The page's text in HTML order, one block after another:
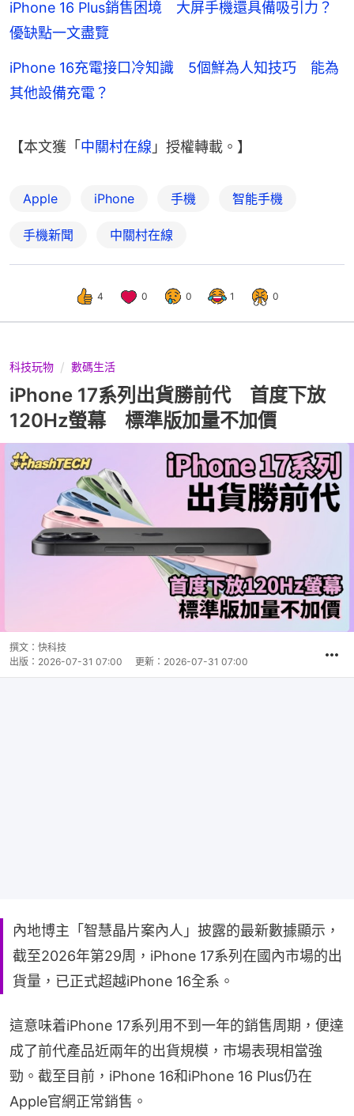
iPhone 16 Plus銷售困境 大屏手機還具備吸引力？
優缺點一文盡覽
iPhone 16充電接口冷知識 5個鮮為人知技巧 能為
其他設備充電？
【本文獲「 中關村在線 」授權轉載。】
Apple iPhone 手機 智能手機
手機新聞 中關村在線
4 0 0 1 0
科技玩物 數碼生活
iPhone 17系列出貨勝前代 首度下放
120Hz螢幕 標準版加量不加價
撰文： 快科技
出版： 2026-07-31 07:00 更新： 2026-07-31 07:00
內地博主「智慧晶片案內人」披露的最新數據顯示，
截至2026年第29周，iPhone 17系列在國內市場的出
貨量，已正式超越iPhone 16全系。
這意味着iPhone 17系列用不到一年的銷售周期，便達
成了前代產品近兩年的出貨規模，市場表現相當強
勁。截至目前，iPhone 16和iPhone 16 Plus仍在
Apple官網正常銷售。